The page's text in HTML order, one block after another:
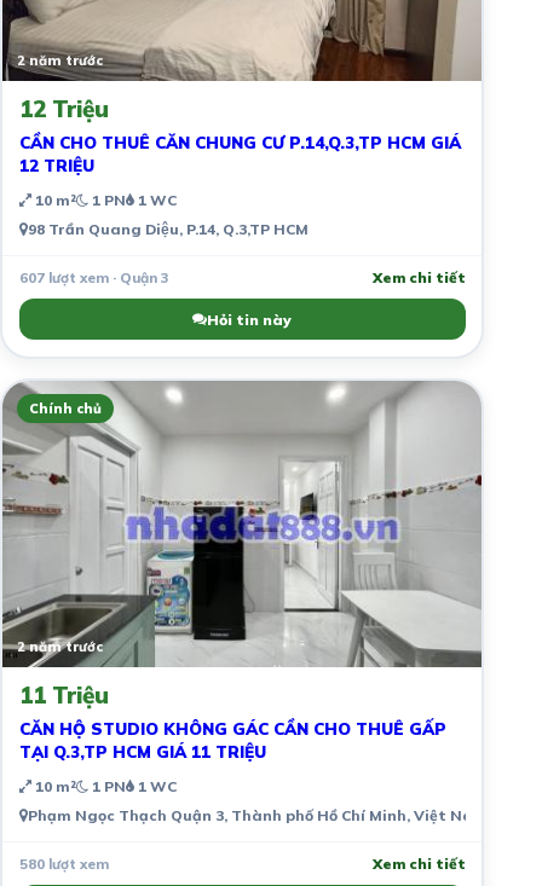
2 năm trước
12 Triệu
CẦN CHO THUÊ CĂN CHUNG CƯ P.14,Q.3,TP HCM GIÁ
12 TRIỆU
10 m² 1 PN 1 WC
98 Trần Quang Diệu, P.14, Q.3,TP HCM
607 lượt xem · Quận 3 Xem chi tiết
Hỏi tin này
Chính chủ
2 năm trước
11 Triệu
CĂN HỘ STUDIO KHÔNG GÁC CẦN CHO THUÊ GẤP
TẠI Q.3,TP HCM GIÁ 11 TRIỆU
10 m² 1 PN 1 WC
Phạm Ngọc Thạch Quận 3, Thành phố Hồ Chí Minh, Việt Nam
580 lượt xem Xem chi tiết